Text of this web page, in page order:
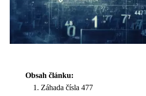
Obsah článku:
Záhada čísla 477